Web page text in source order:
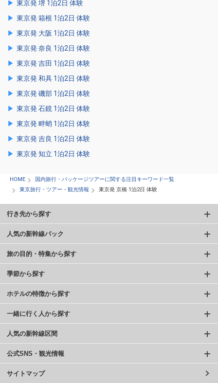
東京発 堺 1泊2日 体験
東京発 箱根 1泊2日 体験
東京発 大阪 1泊2日 体験
東京発 奈良 1泊2日 体験
東京発 吉田 1泊2日 体験
東京発 和具 1泊2日 体験
東京発 磯部 1泊2日 体験
東京発 石鏡 1泊2日 体験
東京発 畔蛸 1泊2日 体験
東京発 吉良 1泊2日 体験
東京発 知立 1泊2日 体験
HOME
国内旅行・パッケージツアーに関する注目キーワード一覧
東京旅行・ツアー・観光情報
東京発 京橋 1泊2日 体験
行き先から探す
人気の新幹線パック
旅の目的・特集から探す
季節から探す
ホテルの特徴から探す
一緒に行く人から探す
人気の新幹線区間
公式SNS・観光情報
サイトマップ